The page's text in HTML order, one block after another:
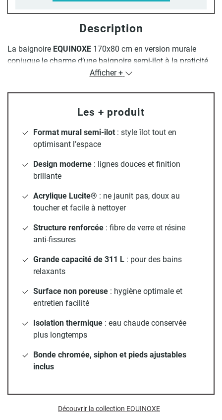
Description
La baignoire EQUINOXE 170x80 cm en version murale
conjugue le charme d’une baignoire semi-ilot à la praticité
d’une installation contre un mur. Idéale pour les salles de
acrylique Lucite® haut de gamme
une surface douce, chaude au toucher et facile d’entretien.
Grâce à sonrenfort en fibre de verre et résine
Avec unecapacité généreuse de 311 litres
fournie avec une bonde chromée, un siphon et des pieds
ajustablespour une installation immédiate et
le choix d'une robinetterie "à poser" ou
"murale". L'évacuation de l'eau dans le trop plein est intégré
dans la matière de la baignoire pour plus de résistance
dans le temps.
Afficher +
Les + produit
Format mural semi-ilot : style îlot tout en
optimisant l’espace
Design moderne : lignes douces et finition
brillante
Acrylique Lucite® : ne jaunit pas, doux au
toucher et facile à nettoyer
Structure renforcée : fibre de verre et résine
anti-fissures
Grande capacité de 311 L : pour des bains
relaxants
Surface non poreuse : hygiène optimale et
entretien facilité
Isolation thermique : eau chaude conservée
plus longtemps
Bonde chromée, siphon et pieds ajustables
inclus
Découvrir la collection EQUINOXE